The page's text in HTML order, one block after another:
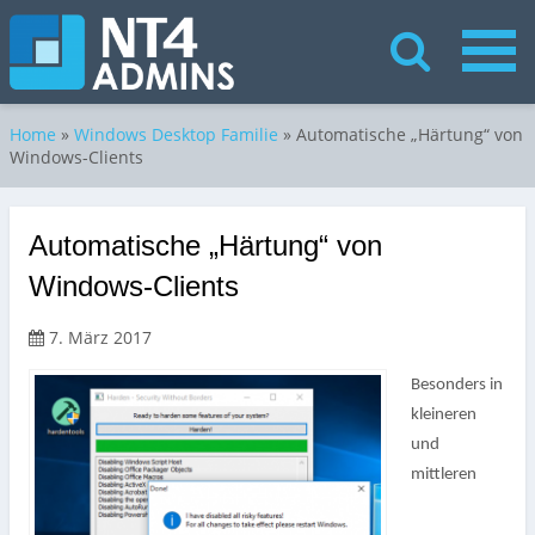
Home » Windows Desktop Familie » Automatische „Härtung“ von
Windows-Clients
Automatische „Härtung“ von
Windows-Clients
7. März 2017
Besonders in
kleineren
und
mittleren